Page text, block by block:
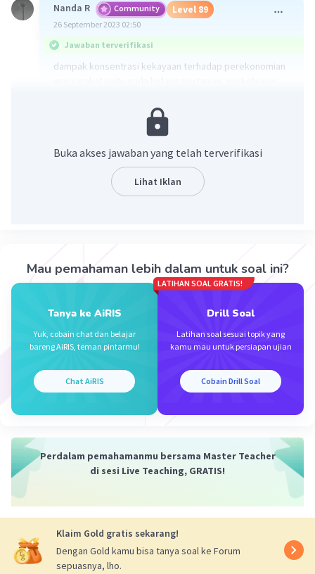
Nanda R Community Level 89
26 September 2023 02:50
Jawaban terverifikasi
dampak konsentrasi kekayaan terhadap perekonomian
perdagangan, dan pertambangan.
Iklan
Buka akses jawaban yang telah terverifikasi
Lihat Iklan
Mau pemahaman lebih dalam untuk soal ini?
Tanya ke AiRIS
Yuk, cobain chat dan belajar
bareng AiRIS, teman pintarmu!
Chat AiRIS
LATIHAN SOAL GRATIS!
Drill Soal
Latihan soal sesuai topik yang
kamu mau untuk persiapan ujian
Cobain Drill Soal
Perdalam pemahamanmu bersama Master Teacher
di sesi Live Teaching, GRATIS!
Klaim Gold gratis sekarang!
Dengan Gold kamu bisa tanya soal ke Forum
sepuasnya, lho.